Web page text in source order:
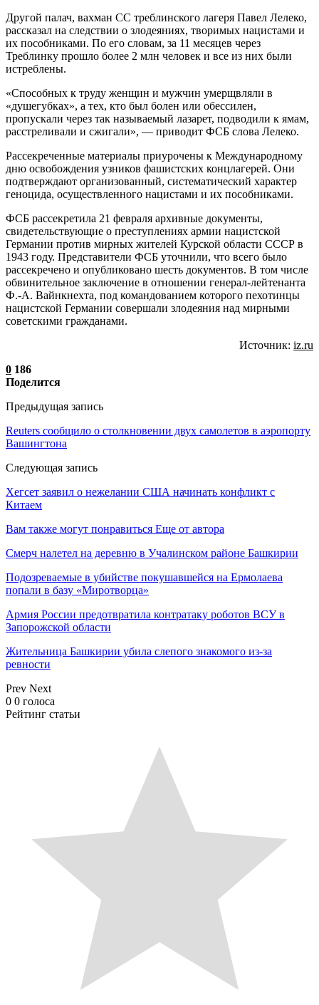
Другой палач, вахман СС треблинского лагеря Павел Лелеко,
рассказал на следствии о злодеяниях, творимых нацистами и
их пособниками. По его словам, за 11 месяцев через
Треблинку прошло более 2 млн человек и все из них были
истреблены.
«Способных к труду женщин и мужчин умерщвляли в
«душегубках», а тех, кто был болен или обессилен,
пропускали через так называемый лазарет, подводили к ямам,
расстреливали и сжигали», — приводит ФСБ слова Лелеко.
Рассекреченные материалы приурочены к Международному
дню освобождения узников фашистских концлагерей. Они
подтверждают организованный, систематический характер
геноцида, осуществленного нацистами и их пособниками.
ФСБ рассекретила 21 февраля архивные документы,
свидетельствующие о преступлениях армии нацистской
Германии против мирных жителей Курской области СССР в
1943 году. Представители ФСБ уточнили, что всего было
рассекречено и опубликовано шесть документов. В том числе
обвинительное заключение в отношении генерал-лейтенанта
Ф.-А. Вайнкнехта, под командованием которого пехотинцы
нацистской Германии совершали злодеяния над мирными
советскими гражданами.
Источник: iz.ru
0 186
Поделится
Предыдущая запись
Reuters сообщило о столкновении двух самолетов в аэропорту
Вашингтона
Следующая запись
Хегсет заявил о нежелании США начинать конфликт с
Китаем
Вам также могут понравиться Еще от автора
Смерч налетел на деревню в Учалинском районе Башкирии
Подозреваемые в убийстве покушавшейся на Ермолаева
попали в базу «Миротворца»
Армия России предотвратила контратаку роботов ВСУ в
Запорожской области
Жительница Башкирии убила слепого знакомого из-за
ревности
Prev Next
0 0 голоса
Рейтинг статьи